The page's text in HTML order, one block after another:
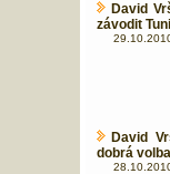
David
závodit
David
dobrá